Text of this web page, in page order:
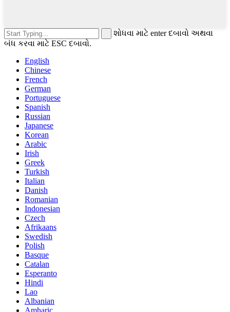
શોધવા માટે enter દબાવો અથવા
બંધ કરવા માટે ESC દબાવો.
English
Chinese
French
German
Portuguese
Spanish
Russian
Japanese
Korean
Arabic
Irish
Greek
Turkish
Italian
Danish
Romanian
Indonesian
Czech
Afrikaans
Swedish
Polish
Basque
Catalan
Esperanto
Hindi
Lao
Albanian
Amharic